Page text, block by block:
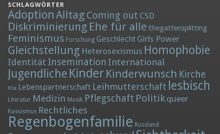
SCHLAGWÖRTER
AdoptionAlltag Coming out CSD
Diskriminierung Ehe für alle Ehegattensplitting
Feminismus Forschung Geschlecht Girls Power
Gleichstellung Heterosexismus Homophobie
Identität Insemination International
Jugendliche Kinder Kinderwunsch Kirche
Kita Lebenspartnerschaft Leihmutterschaft lesbisch
Literatur Medizin Musik Pflegschaft Politik queer
Rassismus Rechtliches
Regenbogenfamilie Russland